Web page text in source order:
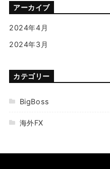
アーカイブ
2024年4月
2024年3月
カテゴリー
BigBoss
海外FX